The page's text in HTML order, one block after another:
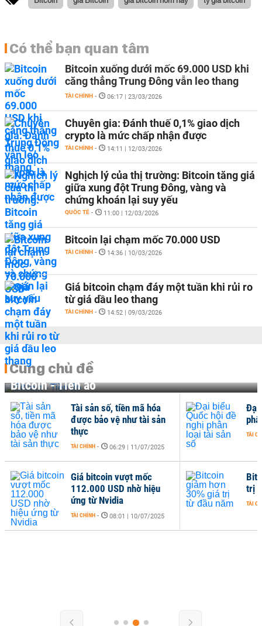
Có thể bạn quan tâm
Bitcoin xuống dưới mốc 69.000 USD khi
căng thẳng Trung Đông vẫn leo thang
TÀI CHÍNH - 06:17 | 23/03/2026
Chuyên gia: Đánh thuế 0,1% giao dịch
crypto là mức chấp nhận được
TÀI CHÍNH - 14:11 | 12/03/2026
Nghịch lý của thị trường: Bitcoin tăng giá
giữa xung đột Trung Đông, vàng và
chứng khoán lại suy yếu
QUỐC TẾ - 11:00 | 12/03/2026
Bitcoin lại chạm mốc 70.000 USD
TÀI CHÍNH - 14:36 | 10/03/2026
Giá bitcoin chạm đáy một tuần khi rủi ro
từ giá dầu leo thang
TÀI CHÍNH - 14:52 | 09/03/2026
Cùng chủ đề
Bitcoin - Tiền ảo
trị
TÀI
Tài sản số, tiền mã hóa
được bảo vệ như tài sản
thực
TÀI CHÍNH - 06:29 | 11/07/2025
Giá bitcoin vượt mốc
112.000 USD nhờ hiệu
ứng từ Nvidia
TÀI CHÍNH - 08:01 | 10/07/2025
Đại
TÀI